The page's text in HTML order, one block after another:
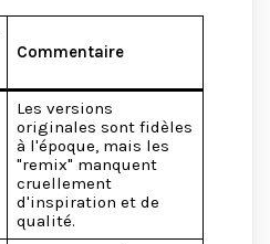
Commentaire
Les versions
originales sont fidèles
à l'époque, mais les
"remix" manquent
cruellement
d'inspiration et de
qualité.